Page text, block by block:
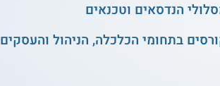
הנדסאים וטכנאים
בתחומי הכלכלה, הניהול והעסקים